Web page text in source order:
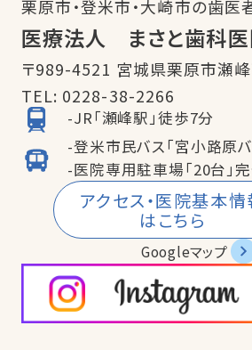
栗原市・登米市・大崎市の歯医
医療法人 まさと歯科
〒989-4521 宮城県栗原市瀬
TEL: 0228-38-2266
-JR「瀬峰駅」徒歩7分
-登米市民バス「宮小路原
-医院専用駐車場「20台」
アクセス・医院基本情
はこちら
Googleマップ